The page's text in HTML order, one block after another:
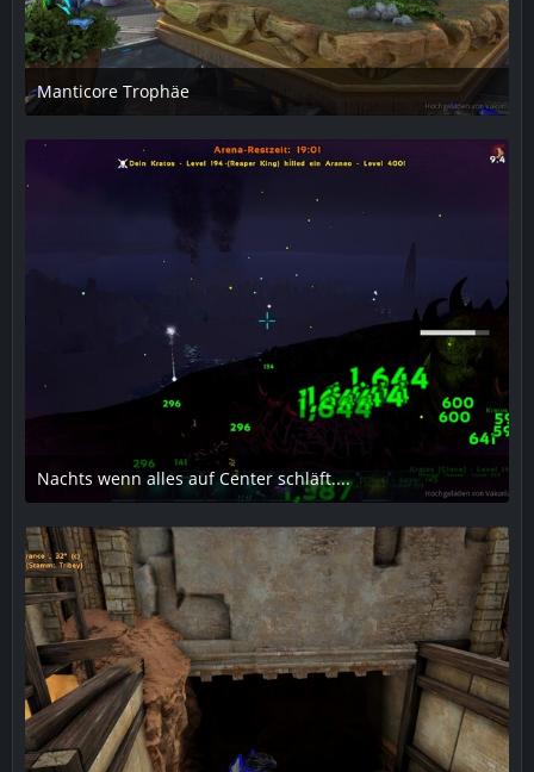
Manticore Trophäe
16. März 2019 um 23:15
1
Nachts wenn alles auf Center schläft....
22. März 2019 um 22:34
2